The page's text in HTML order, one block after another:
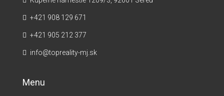
+421 908 129 671
+421 905 212 377
info@topreality-mj.sk
Menu